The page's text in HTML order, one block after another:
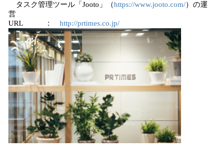
タスク管理ツール「Jooto」（https://www.jooto.com/）の運
営
URL ： http://prtimes.co.jp/